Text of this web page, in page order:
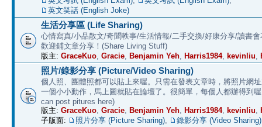
英文笑話 (English Joke)
生活分享區 (Life Sharing)
心情寫真/小品散文/奇聞軼事/生活情報/二手交換/好康分享/讀書
歡迎鋪文章分享！(Share Living Stuff)
版主: GraceKuo Gracie Benjamin Yeh Harris1984, kevinliu
照片/錄影分享 (Picture/Video Sharing)
個人照、團體照都可以貼上來喔。只需在發表文章時，將照片網
一個小小動作，馬上圖就貼在論壇了。很簡單，每個人都辦得到
can post pitures here)
版主: GraceKuo Gracie Benjamin Yeh Harris1984, kevinliu
子版面:
照片分享 (Picture Sharing) 錄影分享 (Video Sharing)